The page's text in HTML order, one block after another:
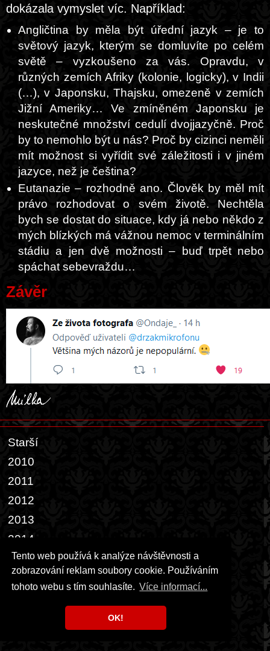
Tento web používá k analýze návštěvnosti a
zobrazování reklam soubory cookie. Používáním
tohoto webu s tím souhlasíte. Více informací...
OK!
dokázala vymyslet víc. Například:
Angličtina by měla být úřední jazyk – je to
světový jazyk, kterým se domluvíte po celém
světě – vyzkoušeno za vás. Opravdu, v
různých zemích Afriky (kolonie, logicky), v Indii
(…), v Japonsku, Thajsku, omezeně v zemích
Jižní Ameriky… Ve zmíněném Japonsku je
neskutečné množství cedulí dvojjazyčně. Proč
by to nemohlo být u nás? Proč by cizinci neměli
mít možnost si vyřídit své záležitosti i v jiném
jazyce, než je čeština?
Eutanazie – rozhodně ano. Člověk by měl mít
právo rozhodovat o svém životě. Nechtěla
bych se dostat do situace, kdy já nebo někdo z
mých blízkých má vážnou nemoc v terminálním
stádiu a jen dvě možnosti – buď trpět nebo
spáchat sebevraždu…
Závěr
Starší
2010
2011
2012
2013
2014
2015
2016